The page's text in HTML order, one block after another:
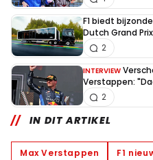
F1 biedt
Dutch Grand Prix
2
INTERVIEW
Verstappen:
2
IN DIT ARTIKEL
Max Verstappen F1